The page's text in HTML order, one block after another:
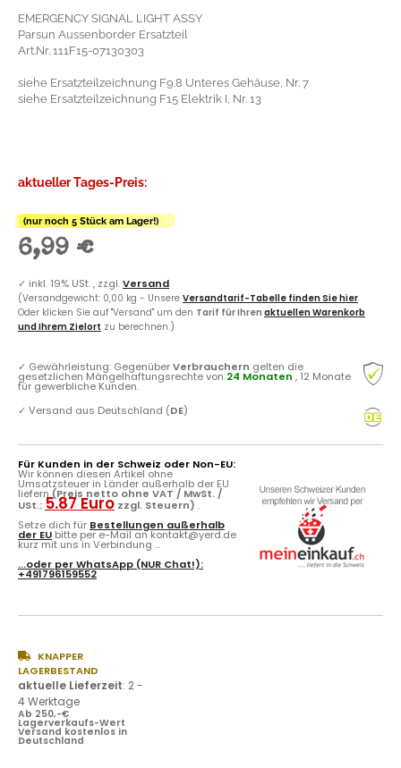
EMERGENCY SIGNAL LIGHT ASSY
Parsun Aussenborder Ersatzteil
Art.Nr. 111F15-07130303
siehe Ersatzteilzeichnung F9.8 Unteres Gehäuse, Nr. 7
siehe Ersatzteilzeichnung F15 Elektrik I, Nr. 13
aktueller Tages-Preis:
(nur noch 5 Stück am Lager!)
6,99 €
✓ inkl. 19% USt. , zzgl.Versand
(Versandgewicht: 0,00 kg - Unsere Versandtarif-Tabelle finden Sie hier.
Oder klicken Sie auf "Versand" um den Tarif für Ihren aktuellen Warenkorb
und Ihrem Zielort zu berechnen.)
✓ Gewährleistung: GegenüberVerbrauchern gelten die
gesetzlichen Mängelhaftungsrechte von 24 Monaten , 12 Monate
für gewerbliche Kunden.
✓ Versand aus Deutschland (DE)
Für Kunden in der Schweiz oder Non-EU:
Wir können diesen Artikel ohne
Umsatzsteuer in Länder außerhalb der EU
liefern (Preis netto ohne VAT / MwSt. /
USt.: 5.87 Euro zzgl. Steuern) .
Setze dich für Bestellungen außerhalb
der EU bitte per e-Mail an kontakt@yerd.de
kurz mit uns in Verbindung ...
...oder perWhatsApp (NUR Chat!):
+491796159552
KNAPPER
LAGERBESTAND
aktuelle Lieferzeit: 2 -
4 Werktage
Ab 250,-€
Lagerverkaufs-Wert
Versand kostenlos in
Deutschland